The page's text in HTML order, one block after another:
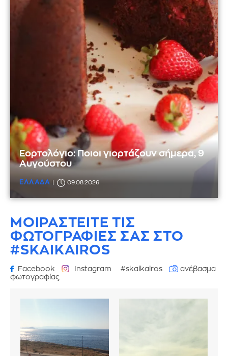
Εορτολόγιο: Ποιοι γιορτάζουν σήμερα, 9
Αυγούστου
ΕΛΛΑΔΑ 09.08.2026
ΜΟΙΡΑΣΤΕΙΤΕ ΤΙΣ
ΦΩΤΟΓΡΑΦΙΕΣ ΣΑΣ ΣΤΟ
#SKAIKAIROS
Facebook Instagram #skaikairos
ανέβασμα
φωτογραφίας